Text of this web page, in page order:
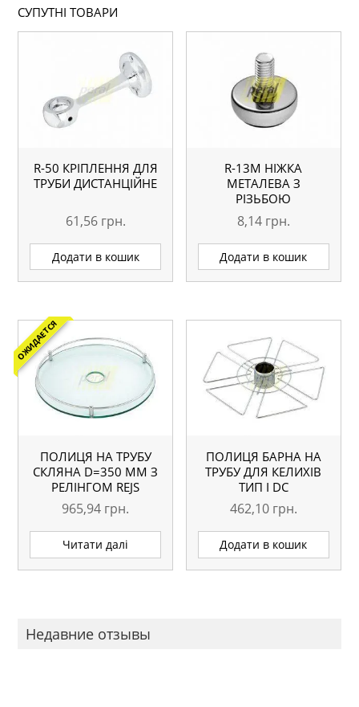
СУПУТНІ ТОВАРИ
R-50 КРІПЛЕННЯ ДЛЯ
ТРУБИ ДИСТАНЦІЙНЕ
61,56 грн.
Додати в кошик
R-13M НІЖКА
МЕТАЛЕВА З
РІЗЬБОЮ
8,14 грн.
Додати в кошик
ОЖИДАЕТСЯ
ПОЛИЦЯ НА ТРУБУ
СКЛЯНА D=350 ММ З
РЕЛІНГОМ REJS
965,94 грн.
Читати далі
ПОЛИЦЯ БАРНА НА
ТРУБУ ДЛЯ КЕЛИХІВ
ТИП I DC
462,10 грн.
Додати в кошик
Недавние отзывы